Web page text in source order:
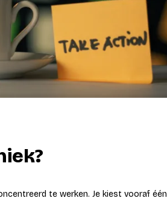
te werken. Je kiest vooraf één